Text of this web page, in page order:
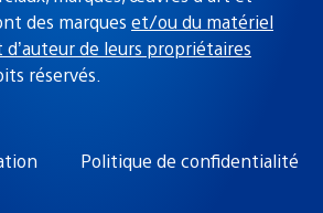
des marques et/ou du matériel
de leurs propriétaires
réservés.
Politique de confidentialité